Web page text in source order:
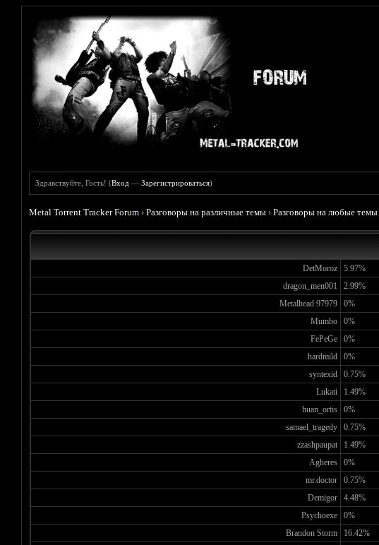
Здравствуйте, Гость! (Вход —Зарегистрироваться)
Metal Torrent Tracker Forum ›Разговоры на различные темы ›Разговоры на любые темы
DetMoroz 5.97%
dragon_men001
2.99%
Metalhead 97979
0%
Mumbo
0%
FePeGe
0%
hardmild
0%
syntexid
0.75%
Lukati
1.49%
huan_ortis
0%
samael_tragedy
0.75%
zzashpaupat
1.49%
Agheres
0%
mr.doctor
0.75%
Demigor
4.48%
Psychoexe
0%
Brandon Storm
16.42%